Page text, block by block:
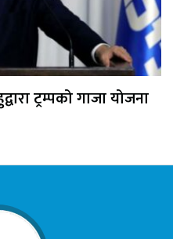
ट्रम्पको गाजा योजना